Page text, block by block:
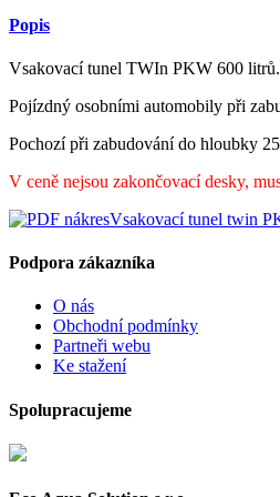
Popis
Vsakovací tunel TWIn PKW 600 litrů.
Pojízdný osobními automobily při
Pochozí při zabudování do hloubky
V ceně nejsou zakončovací desky,
Vsakovací tunel twin
Podpora zákazníka
O nás
Obchodní podmínky
Partneři webu
Ke stažení
Spolupracujeme